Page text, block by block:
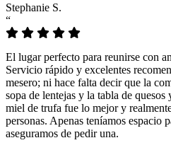
Stephanie S.
“
El lugar perfecto para reunirse con
Servicio rápido y excelentes
mesero; ni hace falta decir que la
sopa de lentejas y la tabla de
miel de trufa fue lo mejor y
personas. Apenas teníamos espacio
aseguramos de pedir una.